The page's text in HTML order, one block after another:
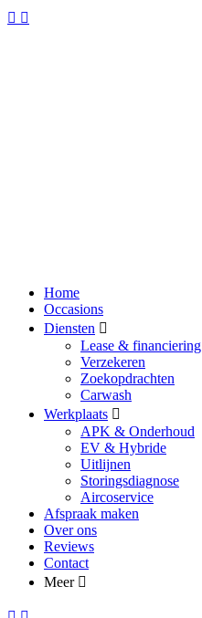
Home
Occasions
Diensten
Lease & financiering
Verzekeren
Zoekopdrachten
Carwash
Werkplaats
APK & Onderhoud
EV & Hybride
Uitlijnen
Storingsdiagnose
Aircoservice
Afspraak maken
Over ons
Reviews
Contact
Meer